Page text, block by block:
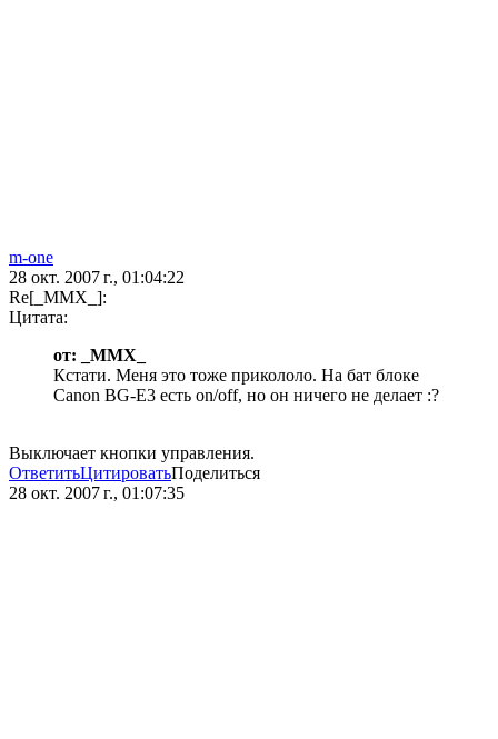
m-one
28 окт. 2007 г., 01:04:22
Re[_MMX_]:
Цитата:
от: _MMX_
Кстати. Меня это тоже прикололо. На бат блоке
Canon BG-E3 есть on/off, но он ничего не делает :?
Выключает кнопки управления.
ОтветитьЦитироватьПоделиться
28 окт. 2007 г., 01:07:35